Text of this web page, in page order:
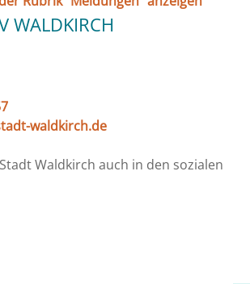
WALDKIRCH
waldkirch.de
Waldkirch auch in den sozialen